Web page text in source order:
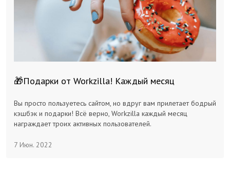
Новости сервиса
Исполнителям
Заказчикам
Полезное
🎁Подарки от Workzilla! Каждый месяц
Вы просто пользуетесь сайтом, но вдруг вам прилетает бодрый
кэшбэк и подарки! Всё верно, Workzilla каждый месяц
награждает троих активных пользователей.
7 Июн. 2022